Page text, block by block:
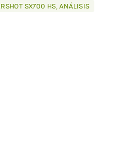
SX700 HS, ANÁLISIS